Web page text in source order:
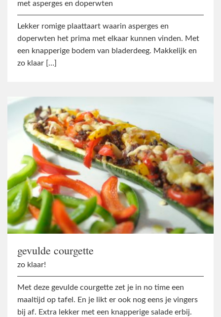
met asperges en doperwten
Lekker romige plaattaart waarin asperges en
doperwten het prima met elkaar kunnen vinden. Met
een knapperige bodem van bladerdeeg. Makkelijk en
zo klaar […]
gevulde courgette
zo klaar!
Met deze gevulde courgette zet je in no time een
maaltijd op tafel. En je likt er ook nog eens je vingers
bij af. Extra lekker met een knapperige salade erbij.